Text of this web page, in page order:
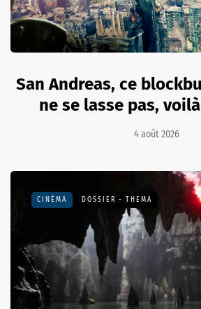
San Andreas, ce
ne se lasse pas,
4 août 2026
CINÉMA DOSSIER - THEMA